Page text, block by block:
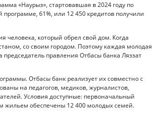
«Наурыз», стартовавшая в 2024 году по
61%, или 12 450 кредитов получили
человека, который обрел свой дом. Когда
со своим городом. Поэтому каждая молодая
правления Отбасы банка Ляззат
Отбасы банк реализует их совместно с
на педагогов, медиков, журналистов,
Условия доступные: первоначальный
жильем обеспечены 12 400 молодых семей.